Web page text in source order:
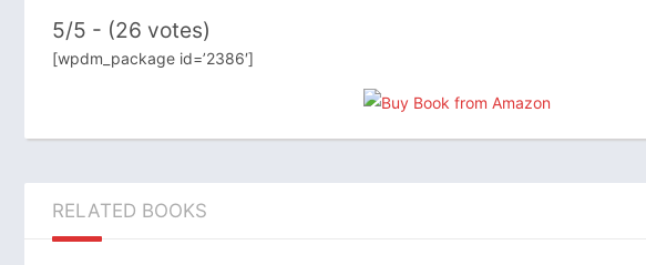
5/5 - (26 votes)
[wpdm_package id=’2386′]
RELATED BOOKS